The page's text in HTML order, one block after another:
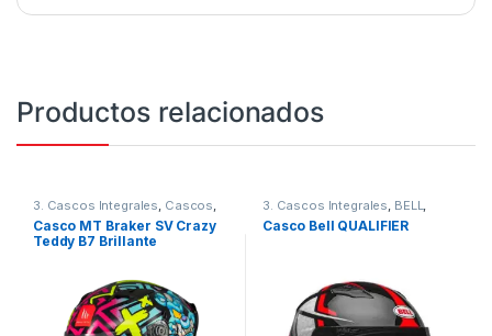
Productos relacionados
3. Cascos Integrales, Cascos,
MT
Casco MT Braker SV Crazy
Teddy B7 Brillante
3. Cascos Integrales, BELL,
Cascos
Casco Bell QUALIFIER